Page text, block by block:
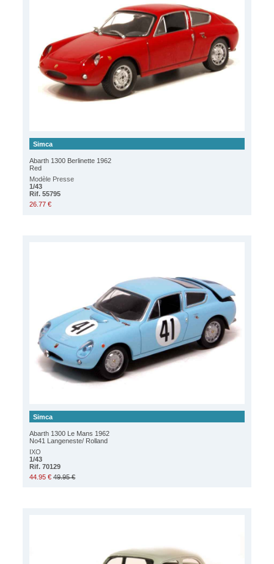
Simca
Abarth 1300 Berlinette 1962
Red
Modèle Presse
1/43
Rif. 55795
26.77 €
Simca
Abarth 1300 Le Mans 1962
No41 Langeneste/ Rolland
IXO
1/43
Rif. 70129
44.95 € 49.95 €